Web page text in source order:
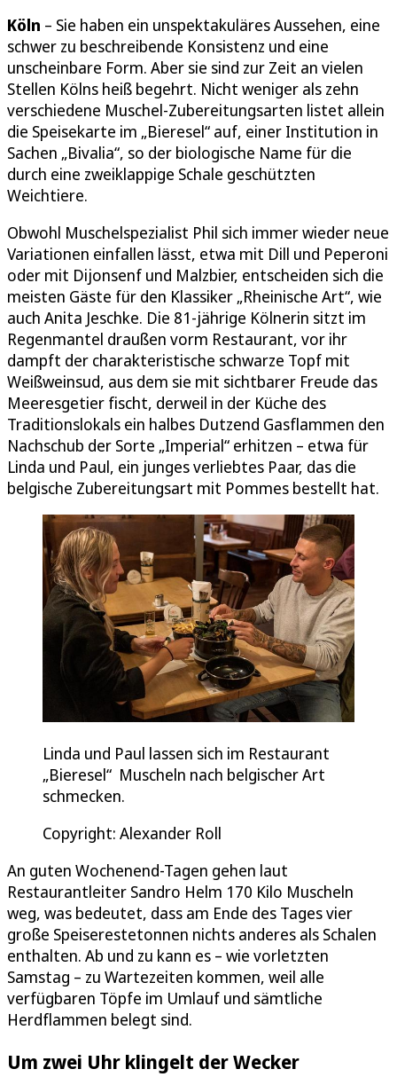
Köln – Sie haben ein unspektakuläres Aussehen, eine
schwer zu beschreibende Konsistenz und eine
unscheinbare Form. Aber sie sind zur Zeit an vielen
Stellen Kölns heiß begehrt. Nicht weniger als zehn
verschiedene Muschel-Zubereitungsarten listet allein
die Speisekarte im „Bieresel“ auf, einer Institution in
Sachen „Bivalia“, so der biologische Name für die
durch eine zweiklappige Schale geschützten
Weichtiere.
Obwohl Muschelspezialist Phil sich immer wieder neue
Variationen einfallen lässt, etwa mit Dill und Peperoni
oder mit Dijonsenf und Malzbier, entscheiden sich die
meisten Gäste für den Klassiker „Rheinische Art“, wie
auch Anita Jeschke. Die 81-jährige Kölnerin sitzt im
Regenmantel draußen vorm Restaurant, vor ihr
dampft der charakteristische schwarze Topf mit
Weißweinsud, aus dem sie mit sichtbarer Freude das
Meeresgetier fischt, derweil in der Küche des
Traditionslokals ein halbes Dutzend Gasflammen den
Nachschub der Sorte „Imperial“ erhitzen – etwa für
Linda und Paul, ein junges verliebtes Paar, das die
belgische Zubereitungsart mit Pommes bestellt hat.
Linda und Paul lassen sich im Restaurant
„Bieresel“ Muscheln nach belgischer Art
schmecken.
Copyright: Alexander Roll
An guten Wochenend-Tagen gehen laut
Restaurantleiter Sandro Helm 170 Kilo Muscheln
weg, was bedeutet, dass am Ende des Tages vier
große Speiserestetonnen nichts anderes als Schalen
enthalten. Ab und zu kann es – wie vorletzten
Samstag – zu Wartezeiten kommen, weil alle
verfügbaren Töpfe im Umlauf und sämtliche
Herdflammen belegt sind.
Um zwei Uhr klingelt der Wecker